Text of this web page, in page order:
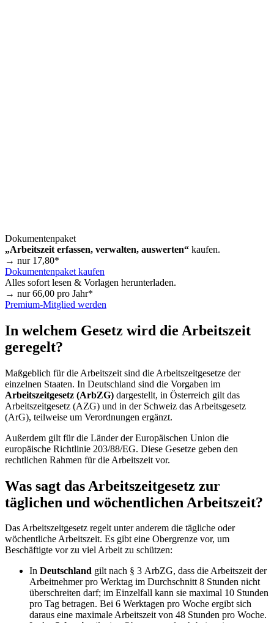
Dokumentenpaket
„Arbeitszeit erfassen, verwalten, auswerten“ kaufen.
→ nur 17,80*
Dokumentenpaket kaufen
Alles sofort lesen & Vorlagen herunterladen.
→ nur66,00 pro Jahr*
Premium-Mitglied werden
In welchem Gesetz wird die Arbeitszeit
geregelt?
Maßgeblich für die Arbeitszeit sind die Arbeitszeitgesetze der
einzelnen Staaten. In Deutschland sind die Vorgaben im
Arbeitszeitgesetz (ArbZG) dargestellt, in Österreich gilt das
Arbeitszeitgesetz (AZG) und in der Schweiz das Arbeitsgesetz
(ArG), teilweise um Verordnungen ergänzt.
Außerdem gilt für die Länder der Europäischen Union die
europäische Richtlinie 203/88/EG. Diese Gesetze geben den
rechtlichen Rahmen für die Arbeitszeit vor.
Was sagt das Arbeitszeitgesetz zur
täglichen und wöchentlichen Arbeitszeit?
Das Arbeitszeitgesetz regelt unter anderem die tägliche oder
wöchentliche Arbeitszeit. Es gibt eine Obergrenze vor, um
Beschäftigte vor zu viel Arbeit zu schützen:
In Deutschland gilt nach § 3 ArbZG, dass die Arbeitszeit der
Arbeitnehmer pro Werktag im Durchschnitt 8 Stunden nicht
überschreiten darf; im Einzelfall kann sie maximal 10 Stunden
pro Tag betragen. Bei 6 Werktagen pro Woche ergibt sich
daraus eine maximale Arbeitszeit von 48 Stunden pro Woche.